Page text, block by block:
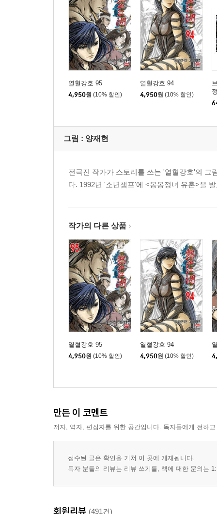
열혈강호 95
4,950원 (10% 할인)
열혈강호 94
4,950원 (10% 할인)
그림 : 양재현
전극진 작가가 스토리를 쓰는 '열혈강호'의 그
다. 1992년 '소년챔프'에 <몽몽정녀 유혼>을
작가의 다른 상품
열혈강호 95
4,950원 (10% 할인)
열혈강호 94
4,950원 (10% 할인)
만든 이 코멘트
저자, 역자, 편집자를 위한 공간입니다. 독자들에게 전하
접수된 글은 확인을 거쳐 이 곳에 게재됩니다.
독자 분들의 리뷰는 리뷰 쓰기를, 책에 대한 문의는
회원리뷰 (491건)